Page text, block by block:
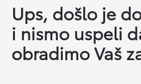
Ups, došlo je
i nismo uspeli
obradimo Vaš